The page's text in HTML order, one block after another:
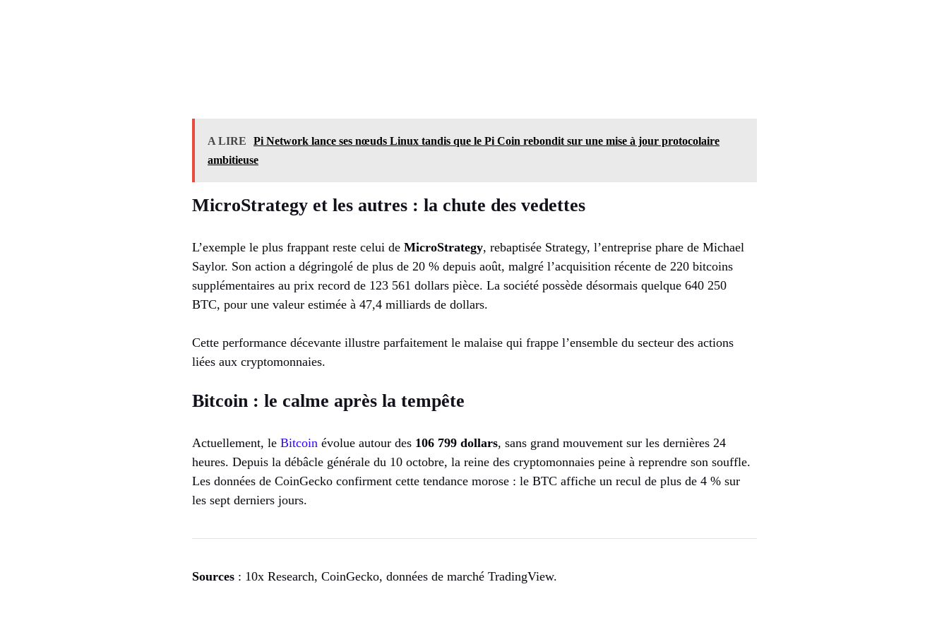
A LIRE
Pi Network lance ses nœuds Linux tandis que le Pi Coin rebondit sur une mise à jour protocolaire
ambitieuse
MicroStrategy et les autres : la chute des vedettes
L’exemple le plus frappant reste celui de MicroStrategy, rebaptisée Strategy, l’entreprise phare de Michael
Saylor. Son action a dégringolé de plus de 20 % depuis août, malgré l’acquisition récente de 220 bitcoins
supplémentaires au prix record de 123 561 dollars pièce. La société possède désormais quelque 640 250
BTC, pour une valeur estimée à 47,4 milliards de dollars.
Cette performance décevante illustre parfaitement le malaise qui frappe l’ensemble du secteur des actions
liées aux cryptomonnaies.
Bitcoin : le calme après la tempête
Actuellement, le Bitcoin évolue autour des 106 799 dollars, sans grand mouvement sur les dernières 24
heures. Depuis la débâcle générale du 10 octobre, la reine des cryptomonnaies peine à reprendre son souffle.
Les données de CoinGecko confirment cette tendance morose : le BTC affiche un recul de plus de 4 % sur
les sept derniers jours.
Sources : 10x Research, CoinGecko, données de marché TradingView.